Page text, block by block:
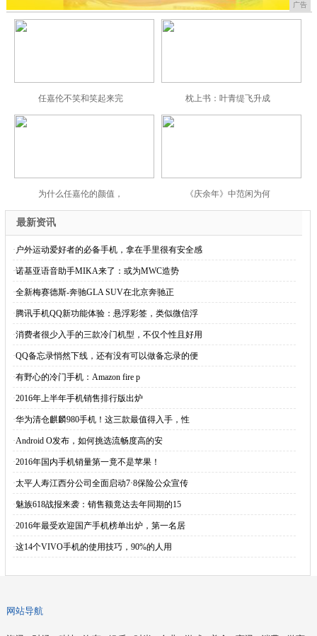
广告
任嘉伦不笑和笑起来完 枕上书：叶青缇飞升成
为什么任嘉伦的颜值， 《庆余年》中范闲为何
最新资讯
· 户外运动爱好者的必备手机，拿在手里很有安全感
·诺基亚语音助手MIKA来了：或为MWC造势
·全新梅赛德斯-奔驰GLA SUV在北京奔驰正
·腾讯手机QQ新功能体验：悬浮彩签，类似微信浮
·消费者很少入手的三款冷门机型，不仅个性且好用
·QQ备忘录悄然下线，还有没有可以做备忘录的便
·有野心的冷门手机：Amazon fire p
·2016年上半年手机销售排行版出炉
·华为清仓麒麟980手机！这三款最值得入手，性
·Android O发布，如何挑选流畅度高的安
·2016年国内手机销量第一竟不是苹果！
·太平人寿江西分公司全面启动7·8保险公众宣传
·魅族618战报来袭：销售额竟达去年同期的15
·2016年最受欢迎国产手机榜单出炉，第一名居
·这14个VIVO手机的使用技巧，90%的人用
网站导航